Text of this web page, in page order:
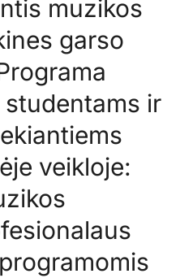
muzikos
garso
ir
veikloje: